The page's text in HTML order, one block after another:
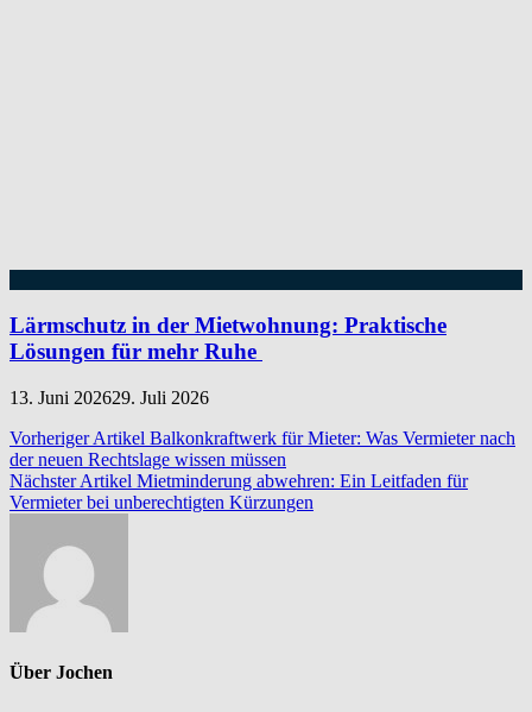
Lärmschutz in der Mietwohnung: Praktische
Lösungen für mehr Ruhe
13. Juni 202629. Juli 2026
Beitragsnavigation
Vorheriger Artikel Balkonkraftwerk für Mieter: Was Vermieter nach
der neuen Rechtslage wissen müssen
Nächster Artikel Mietminderung abwehren: Ein Leitfaden für
Vermieter bei unberechtigten Kürzungen
Über Jochen